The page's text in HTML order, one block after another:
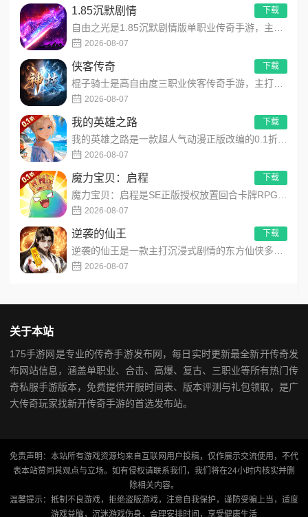
1.85沉默剧情
2026-08-07
下载
侠客传奇
2026-08-07
下载
我的英雄之路
2026-08-07
下载
魔力宝贝：启程
2026-08-07
下载
逆袭的仙王
2026-08-07
下载
关于本站
175手游网是专业的传奇手游发布网，每日实时更新最全新开传奇发
布网站信息，涵盖单职业、合击、高爆、复古、三职业等所有热门传
奇私服手游版本，免费提供开服时间表、版本评测与礼包领取，是广
大传奇玩家找新开传奇手游的首选发布站。
免责声明：本站所有游戏资源均来自互联网用户投稿，仅作展示交流使用，不代
表本站赞同其观点与立场。如有侵权请联系我们，我们将在24小时内核实并删
除相关内容。
温馨提示：抵制不良游戏，拒绝盗版游戏，注意自我保护，谨防受骗上当，适度
游戏益脑，沉迷游戏伤身，合理安排时间，享受健康生活